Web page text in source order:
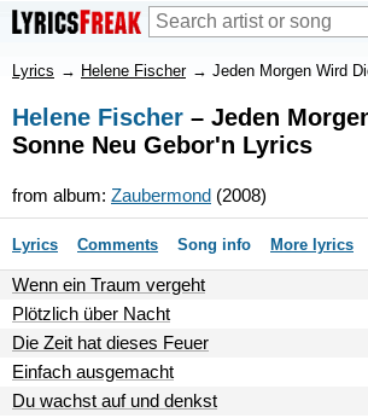
Lyrics → Helene Fischer → Jeden Morgen Wird
Helene Fischer – Jeden
Sonne Neu Gebor'n Lyrics
from album: Zaubermond (2008)
Lyrics Comments Song info More lyrics
Wenn ein Traum vergeht
Plötzlich über Nacht
Die Zeit hat dieses Feuer
Einfach ausgemacht
Du wachst auf und denkst